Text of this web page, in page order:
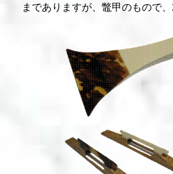
までありますが、鼈甲のもので、